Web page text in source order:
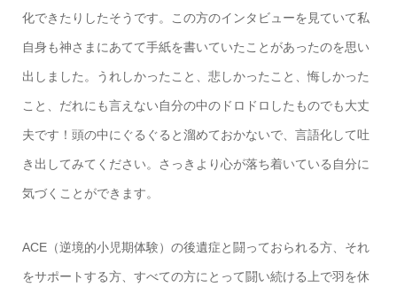
化できたりしたそうです。この方のインタビューを見ていて私
自身も神さまにあてて手紙を書いていたことがあったのを思い
出しました。うれしかったこと、悲しかったこと、悔しかった
こと、だれにも言えない自分の中のドロドロしたものでも大丈
夫です！頭の中にぐるぐると溜めておかないで、言語化して吐
き出してみてください。さっきより心が落ち着いている自分に
気づくことができます。
ACE（逆境的小児期体験）の後遺症と闘っておられる方、それ
をサポートする方、すべての方にとって闘い続ける上で羽を休